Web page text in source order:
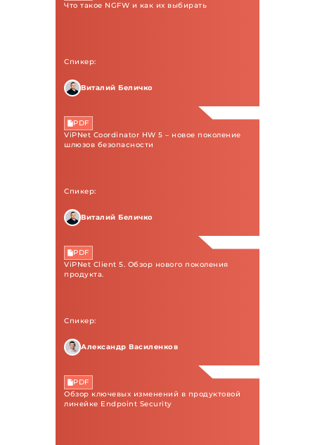
Что такое NGFW и как их выбирать
Спикер:
Виталий Беличко
PDF
ViPNet Coordinator HW 5 – новое поколение
шлюзов безопасности
Спикер:
Виталий Беличко
PDF
ViPNet Client 5. Обзор нового поколения
продукта.
Спикер:
Александр Василенков
PDF
Обзор ключевых изменений в продуктовой
линейке Endpoint Security